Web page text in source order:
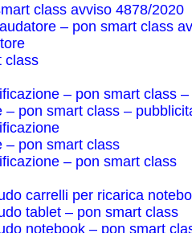
class avviso 4878/2020
– pon smart class
class
– pon smart class
– pon smart class –
– pon smart class
– pon smart class
carrelli per ricarica
tablet – pon smart class
notebook – pon smart